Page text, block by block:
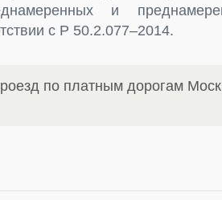
и
с Р 50.2.077–2014.
по платным дорогам